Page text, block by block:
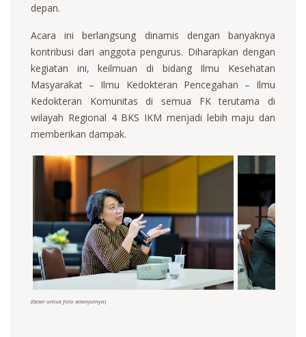
depan.
Acara ini berlangsung dinamis dengan banyaknya
kontribusi dari anggota pengurus. Diharapkan dengan
kegiatan ini, keilmuan di bidang Ilmu Kesehatan
Masyarakat – Ilmu Kedokteran Pencegahan – Ilmu
Kedokteran Komunitas di semua FK terutama di
wilayah Regional 4 BKS IKM menjadi lebih maju dan
memberikan dampak.
(Geser untuk foto selanjutnya)